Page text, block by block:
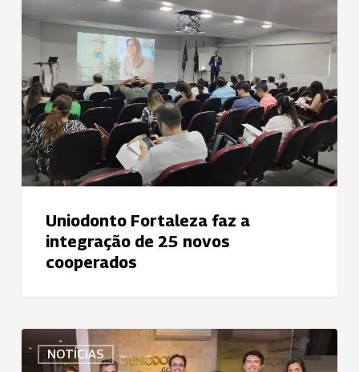
integração
de
25
novos
cooperados
Uniodonto Fortaleza faz a
integração de 25 novos
cooperados
NOTÍCIAS
Uniodonto
Goiânia